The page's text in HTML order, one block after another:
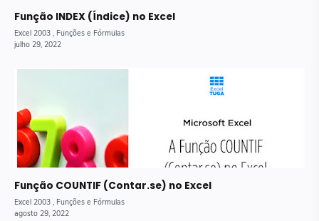
Função INDEX (Índice) no Excel
Função COUNTIF (Contar.se) no Excel